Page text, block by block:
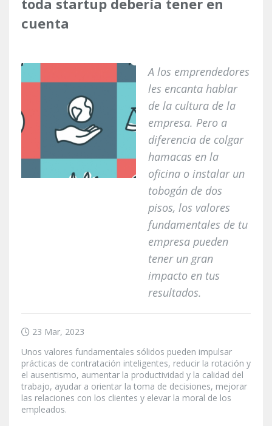
cuenta
A los emprendedores
les encanta hablar
de la cultura de la
empresa. Pero a
diferencia de colgar
hamacas en la
oficina o instalar un
tobogán de dos
pisos, los valores
fundamentales de tu
empresa pueden
tener un gran
impacto en tus
resultados.
23 Mar, 2023
Unos valores fundamentales sólidos pueden impulsar
prácticas de contratación inteligentes, reducir la rotación y
el ausentismo, aumentar la productividad y la calidad del
trabajo, ayudar a orientar la toma de decisiones, mejorar
las relaciones con los clientes y elevar la moral de los
empleados.